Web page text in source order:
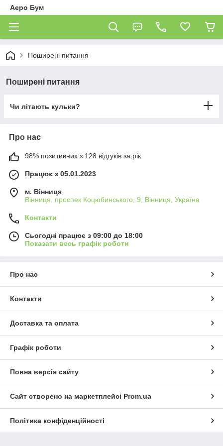
Аеро Бум
Поширені питання
Поширені питання
Чи літають кульки?
Про нас
98% позитивних з 128 відгуків за рік
Працює з 05.01.2023
м. Вінниця
Вінниця, проспек Коцюбинського, 9, Вінниця, Україна
Контакти
Сьогодні працює з 09:00 до 18:00
Показати весь графік роботи
Про нас
Контакти
Доставка та оплата
Графік роботи
Повна версія сайту
Сайт створено на маркетплейсі Prom.ua
Політика конфіденційності